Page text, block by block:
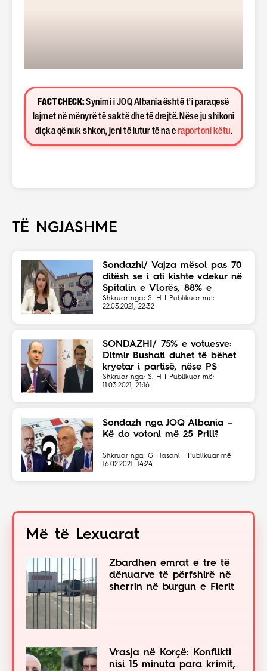
FACT CHECK:Synimi i JOQ Albania është t’i paraqesë
lajmet në mënyrë të saktë dhe të drejtë. Nëse ju shikoni
diçka që nuk shkon, jeni të lutur të na e raportoni këtu.
TË NGJASHME
Sondazhi/ Vajza mësoi pas 70
ditësh se i ati kishte vdekur në
Spitalin e Vlorës, 88% e
votuesve: Të arrestohet
Manastirliu!
Shkruar nga: S. H | Publikuar më:
22.03.2021, 22:32
SONDAZHI/ 75% e votuesve:
Ditmir Bushati duhet të bëhet
kryetar i partisë, nëse PS
humb zgjedhjet
Shkruar nga: S. H | Publikuar më:
11.03.2021, 21:16
Sondazh nga JOQ Albania –
Kë do votoni më 25 Prill?
Shkruar nga: G Hasani | Publikuar më:
16.02.2021, 14:24
Më të Lexuarat
Zbardhen emrat e tre të
dënuarve të përfshirë në
sherrin në burgun e Fierit
Vrasja në Korçë: Konflikti
nisi 15 minuta para krimit,